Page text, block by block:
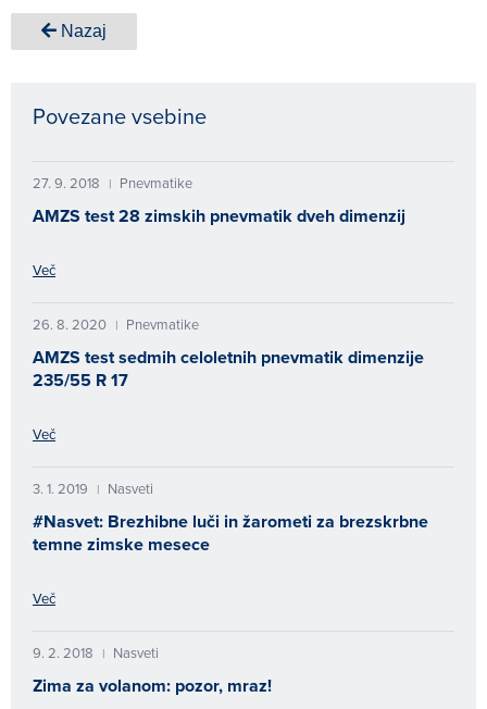
Nazaj
Povezane vsebine
27. 9. 2018 | Pnevmatike
AMZS test 28 zimskih pnevmatik dveh dimenzij
Več
26. 8. 2020 | Pnevmatike
AMZS test sedmih celoletnih pnevmatik dimenzije
235/55 R 17
Več
3. 1. 2019 | Nasveti
#Nasvet: Brezhibne luči in žarometi za brezskrbne
temne zimske mesece
Več
9. 2. 2018 | Nasveti
Zima za volanom: pozor, mraz!